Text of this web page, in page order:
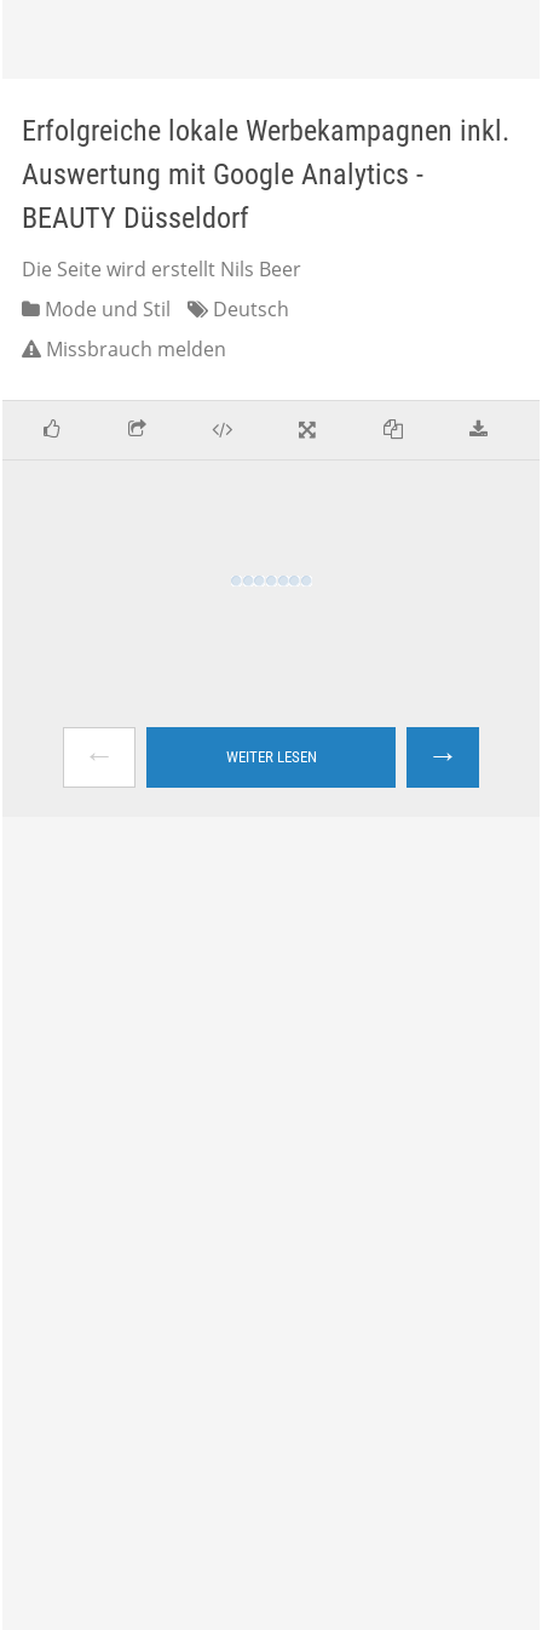
Erfolgreiche lokale Werbekampagnen inkl.
Auswertung mit Google Analytics -
BEAUTY Düsseldorf
Die Seite wird erstellt Nils Beer
Mode und Stil
Deutsch
Missbrauch melden
← WEITER LESEN →